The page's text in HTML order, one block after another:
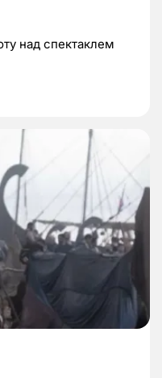
над спектаклем